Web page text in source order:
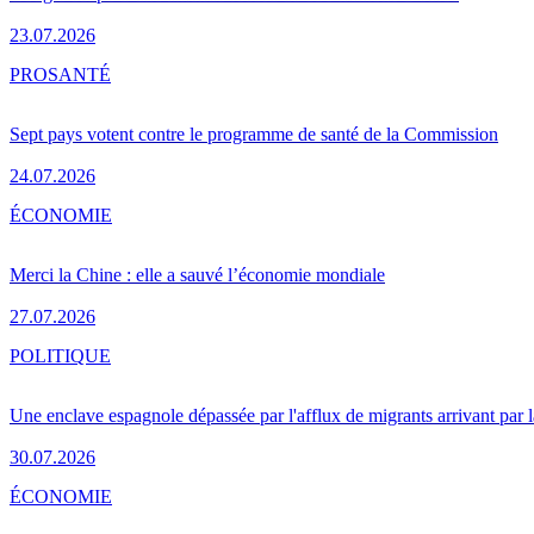
23.07.2026
Sept pays votent contre le programme de santé de la Commission
24.07.2026
PROSANTÉ
Merci la Chine : elle a sauvé l’économie mondiale
27.07.2026
ÉCONOMIE
Une enclave espagnole dépassée par l'afflux de migrants arrivant par
30.07.2026
POLITIQUE
ÉCONOMIE